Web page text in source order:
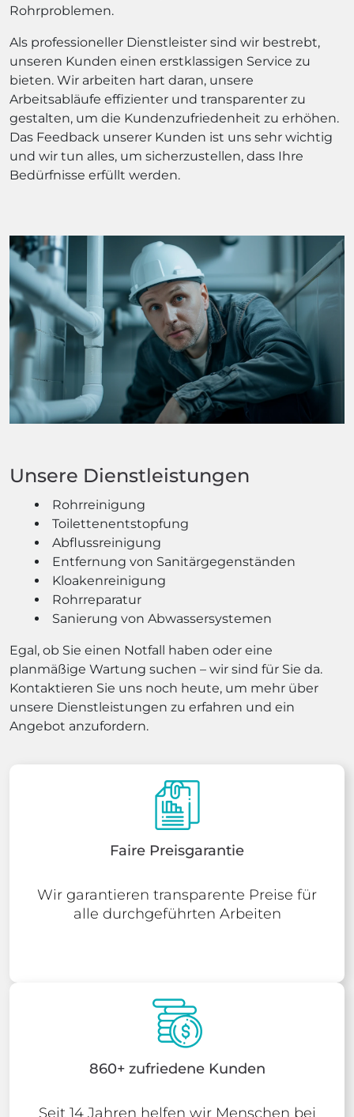
Rohrproblemen.
Als professioneller Dienstleister sind wir bestrebt,
unseren Kunden einen erstklassigen Service zu
bieten. Wir arbeiten hart daran, unsere
Arbeitsabläufe effizienter und transparenter zu
gestalten, um die Kundenzufriedenheit zu erhöhen.
Das Feedback unserer Kunden ist uns sehr wichtig
und wir tun alles, um sicherzustellen, dass Ihre
Bedürfnisse erfüllt werden.
Unsere Dienstleistungen
Rohrreinigung
Toilettenentstopfung
Abflussreinigung
Entfernung von Sanitärgegenständen
Kloakenreinigung
Rohrreparatur
Sanierung von Abwassersystemen
Egal, ob Sie einen Notfall haben oder eine
planmäßige Wartung suchen – wir sind für Sie da.
Kontaktieren Sie uns noch heute, um mehr über
unsere Dienstleistungen zu erfahren und ein
Angebot anzufordern.
Faire Preisgarantie
Wir garantieren transparente Preise für
alle durchgeführten Arbeiten
860+ zufriedene Kunden
Seit 14 Jahren helfen wir Menschen bei